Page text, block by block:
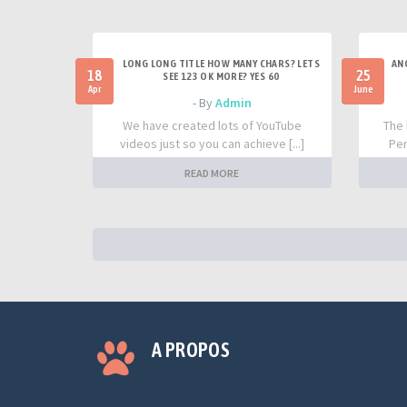
18
Apr
LONG LONG TITLE HOW MANY CHARS? LETS
SEE 123 OK MORE? YES 60
- ByAdmin
We have created lots of YouTube
videos just so you can achieve [...]
READ MORE
25
June
A PROPOS